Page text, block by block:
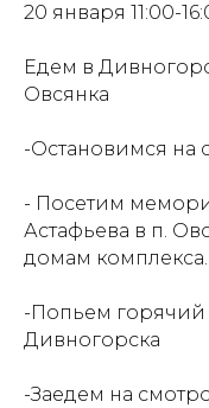
20 января 11:00-
Едем в
Овсянка
-Остановимся на
- Посетим
Астафьева в п.
домам комплекса.
-Попьем
Дивногорска
-Заедем на